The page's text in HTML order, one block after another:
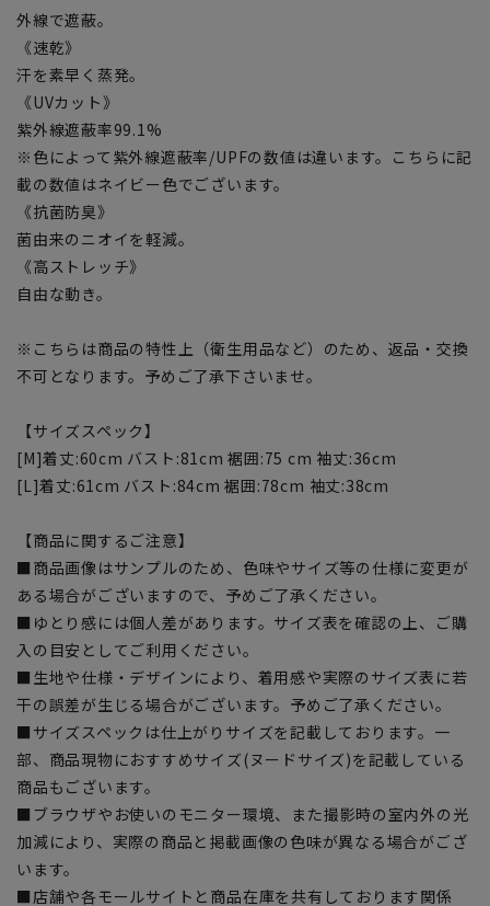
外線で遮蔽。
《速乾》
汗を素早く蒸発。
《UVカット》
紫外線遮蔽率99.1%
※色によって紫外線遮蔽率/UPFの数値は違います。こちらに記
載の数値はネイビー色でございます。
《抗菌防臭》
菌由来のニオイを軽減。
《高ストレッチ》
自由な動き。
※こちらは商品の特性上（衛生用品など）のため、返品・交換
不可となります。予めご了承下さいませ。
【サイズスペック】
[M]着丈:60cm バスト:81cm 裾囲:75 cm 袖丈:36cm
[L]着丈:61cm バスト:84cm 裾囲:78cm 袖丈:38cm
【商品に関するご注意】
■商品画像はサンプルのため、色味やサイズ等の仕様に変更が
ある場合がございますので、予めご了承ください。
■ゆとり感には個人差があります。サイズ表を確認の上、ご購
入の目安としてご利用ください。
■生地や仕様・デザインにより、着用感や実際のサイズ表に若
干の誤差が生じる場合がございます。予めご了承ください。
■サイズスペックは仕上がりサイズを記載しております。一
部、商品現物におすすめサイズ(ヌードサイズ)を記載している
商品もございます。
■ブラウザやお使いのモニター環境、また撮影時の室内外の光
加減により、実際の商品と掲載画像の色味が異なる場合がござ
います。
■店舗や各モールサイトと商品在庫を共有しております関係